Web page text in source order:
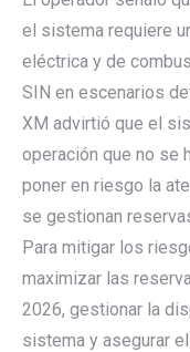
el sistema requiere
eléctrica y de
SIN en escenarios
XM advirtió que el
operación que no se
poner en riesgo la
se gestionan
Para mitigar los
maximizar las
2026, gestionar la
sistema y asegurar